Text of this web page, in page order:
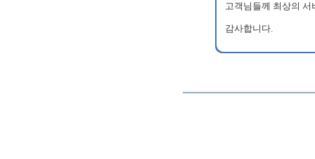
고객님들께 최상의
감사합니다.